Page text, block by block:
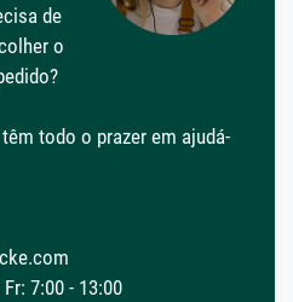
de
o
todo o prazer em ajudá-
7:00 - 13:00